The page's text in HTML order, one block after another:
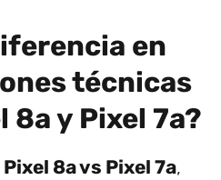
en
técnicas
8a y Pixel 7a?
8a vs Pixel 7a,